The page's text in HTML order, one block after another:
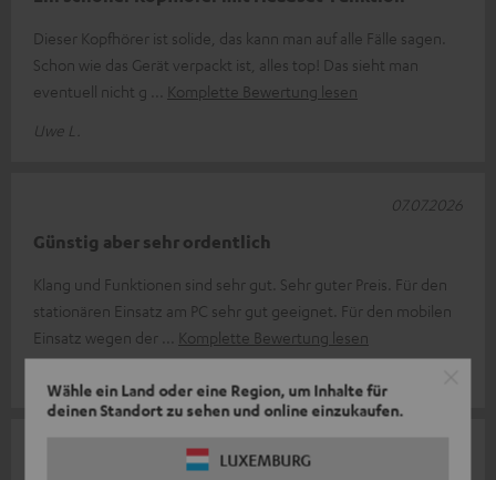
Wähle ein Land oder eine Region, um Inhalte für
deinen Standort zu sehen und online einzukaufen.
LUXEMBURG
Dieser Kopfhörer ist solide, das kann man auf alle Fälle sagen.
Schon wie das Gerät verpackt ist, alles top! Das sieht man
eventuell nicht g
Komplette Bewertung lesen
Uwe L.
Günstig aber sehr ordentlich
Klang und Funktionen sind sehr gut. Sehr guter Preis. Für den
stationären Einsatz am PC sehr gut geeignet. Für den mobilen
Einsatz wegen der
Komplette Bewertung lesen
07.07.2026